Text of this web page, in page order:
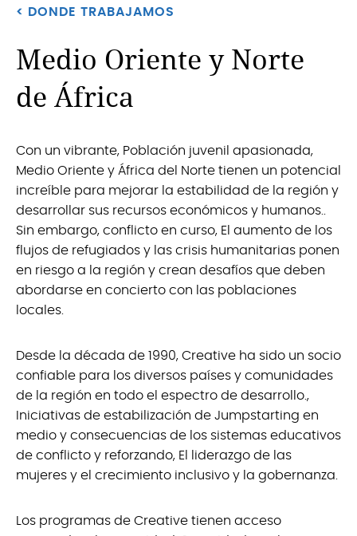
< DONDE TRABAJAMOS
Medio Oriente y Norte
de África
Con un vibrante, Población juvenil apasionada,
Medio Oriente y África del Norte tienen un potencial
increíble para mejorar la estabilidad de la región y
desarrollar sus recursos económicos y humanos..
Sin embargo, conflicto en curso, El aumento de los
flujos de refugiados y las crisis humanitarias ponen
en riesgo a la región y crean desafíos que deben
abordarse en concierto con las poblaciones
locales.
Desde la década de 1990, Creative ha sido un socio
confiable para los diversos países y comunidades
de la región en todo el espectro de desarrollo.,
Iniciativas de estabilización de Jumpstarting en
medio y consecuencias de los sistemas educativos
de conflicto y reforzando, El liderazgo de las
mujeres y el crecimiento inclusivo y la gobernanza.
Los programas de Creative tienen acceso